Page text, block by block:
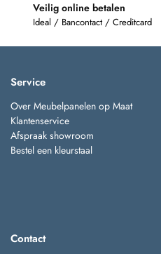
Veilig online betalen
Ideal / Bancontact / Creditcard
Service
Over Meubelpanelen op Maat
Klantenservice
Afspraak showroom
Bestel een kleurstaal
Contact